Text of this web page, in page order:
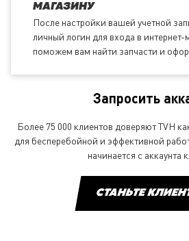
МАГАЗИНУ
После настройки вашей учетной
личный логин для входа в
поможем вам найти запчасти и
Запросить
Более 75 000 клиентов доверяют TVH
для бесперебойной и эффективной
начинается с аккаунта
СТАНЬТЕ